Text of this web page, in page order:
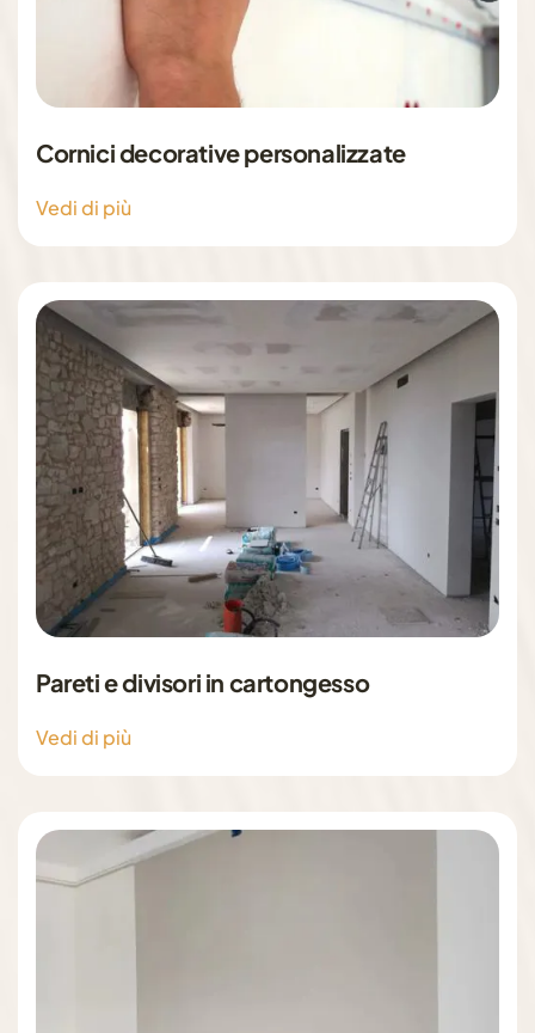
Cornici decorative personalizzate
Vedi di più
Pareti e divisori in cartongesso
Vedi di più